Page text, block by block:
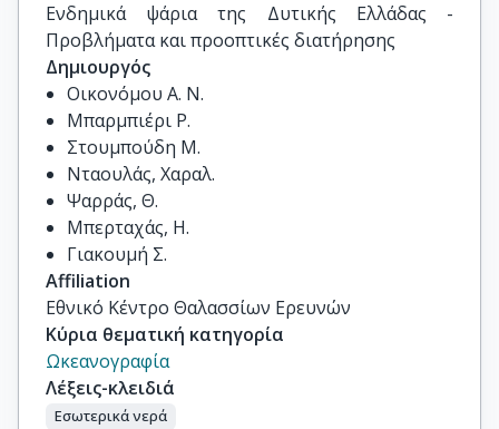
Ενδημικά ψάρια της Δυτικής Ελλάδας -
Προβλήματα και προοπτικές διατήρησης
Δημιουργός
Οικονόμου Α. Ν.
Μπαρμπιέρι Ρ.
Στουμπούδη Μ.
Νταουλάς, Χαραλ.
Ψαρράς, Θ.
Μπερταχάς, Η.
Γιακουμή Σ.
Affiliation
Εθνικό Κέντρο Θαλασσίων Ερευνών
Κύρια θεματική κατηγορία
Ωκεανογραφία
Λέξεις-κλειδιά
Εσωτερικά νερά